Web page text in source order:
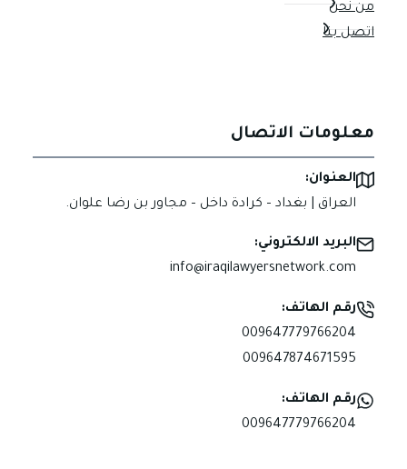
من نحن
اتصل بنا
معلومات الاتصال
العنوان:
العراق | بغداد – كرادة داخل – مجاور بن رضا علوان.
البريد الالكتروني:
info@iraqilawyersnetwork.com
رقم الهاتف:
009647779766204
009647874671595
رقم الهاتف:
009647779766204